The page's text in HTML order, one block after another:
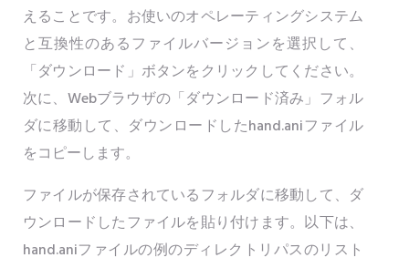
えることです。お使いのオペレーティングシステム
と互換性のあるファイルバージョンを選択して、
「ダウンロード」ボタンをクリックしてください。
次に、Webブラウザの「ダウンロード済み」フォル
ダに移動して、ダウンロードしたhand.aniファイル
をコピーします。
ファイルが保存されているフォルダに移動して、ダ
ウンロードしたファイルを貼り付けます。以下は、
hand.aniファイルの例のディレクトリパスのリスト